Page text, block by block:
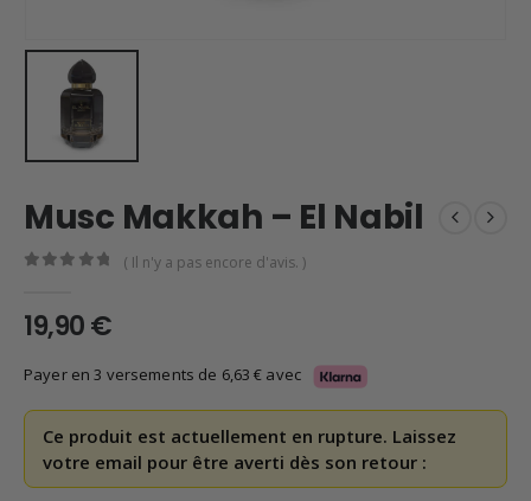
Musc Makkah – El Nabil
( Il n'y a pas encore d'avis. )
19,90€
Payer en 3 versements de 6,63€ avec
Ce produit est actuellement en rupture. Laissez
votre email pour être averti dès son retour :